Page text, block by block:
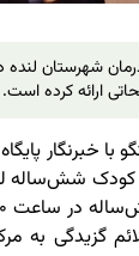
شهرستان
ارائه کرده است.
با خبرنگار
شش‌ساله
۱۴۰۴ با علائم